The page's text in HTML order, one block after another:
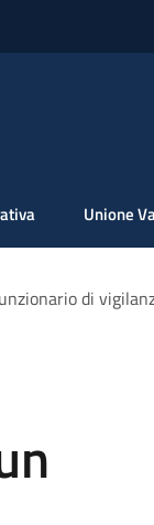
Unione
di